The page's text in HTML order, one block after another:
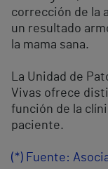
corrección de la
un resultado
la mama sana.
La Unidad de
Vivas ofrece
función de la
paciente.
(*) Fuente: